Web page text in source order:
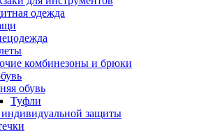
одежда
комбинезоны и брюки
обувь
Туфли
индивидуальной защиты